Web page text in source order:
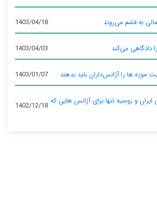
به قشم می‌روند 1403/04/18
1403/04/03
موزه ها را آژانس‌داران باید بدهند 1403/01/07
ایران و روسیه تنها برای آژانس‌ هایی که 1402/12/18